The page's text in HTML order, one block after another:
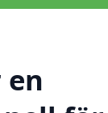
en